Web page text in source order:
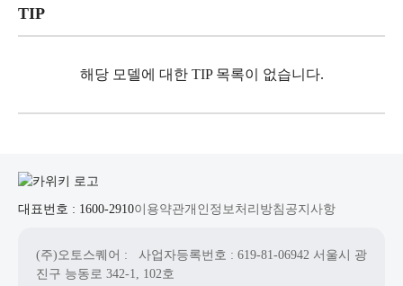
TIP
해당 모델에 대한 TIP 목록이 없습니다.
대표번호 : 1600-2910이용약관개인정보처리방침 공지사항
(주)오토스퀘어 : 사업자등록번호 : 619-81-06942 서울시 광
진구 능동로 342-1, 102호